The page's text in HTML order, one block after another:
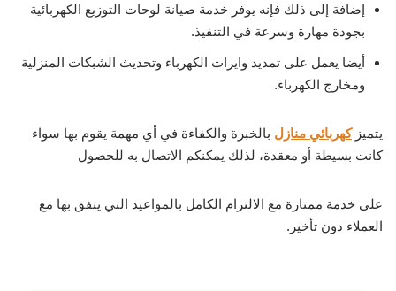
إضافة إلى ذلك فإنه يوفر خدمة صيانة لوحات التوزيع الكهربائية
بجودة مهارة وسرعة في التنفيذ.
أيضا يعمل على تمديد وايرات الكهرباء وتحديث الشبكات المنزلية
ومخارج الكهرباء.
يتميزكهربائي منازل بالخبرة والكفاءة في أي مهمة يقوم بها سواء
كانت بسيطة أو معقدة، لذلك يمكنكم الاتصال به للحصول
على خدمة ممتازة مع الالتزام الكامل بالمواعيد التي يتفق بها مع
العملاء دون تأخير.